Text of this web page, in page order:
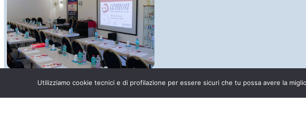
Utilizziamo cookie tecnici e di profilazione per essere sicuri che tu possa avere la